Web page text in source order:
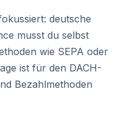
deutsche
musst du selbst
wie SEPA oder
ist für den DACH-
Bezahlmethoden